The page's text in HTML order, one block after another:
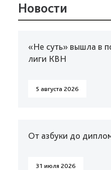
Новости
«Не суть» вышла в
лиги КВН
5 августа 2026
От азбуки до
31 июля 2026